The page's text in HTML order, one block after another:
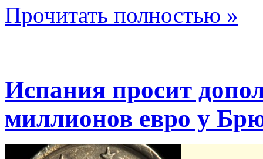
Прочитать полностью »
Испания просит
миллионов евро у